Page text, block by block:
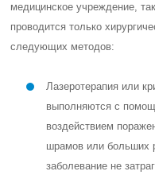
медицинское учреждение,
проводится только
следующих методов:
Лазеротерапия или
выполняются с
воздействием
шрамов или больших
заболевание не